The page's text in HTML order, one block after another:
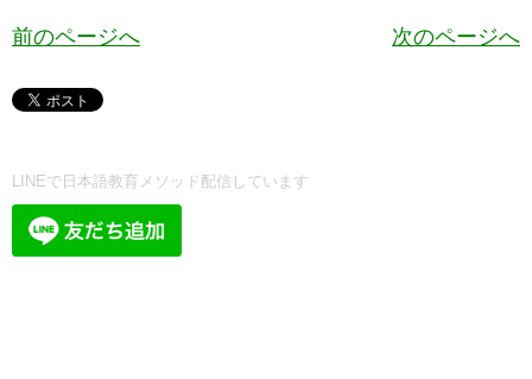
前のページへ 次のページへ
LINEで日本語教育メソッド配信しています